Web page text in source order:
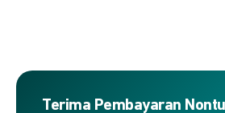
Terima Pembayaran